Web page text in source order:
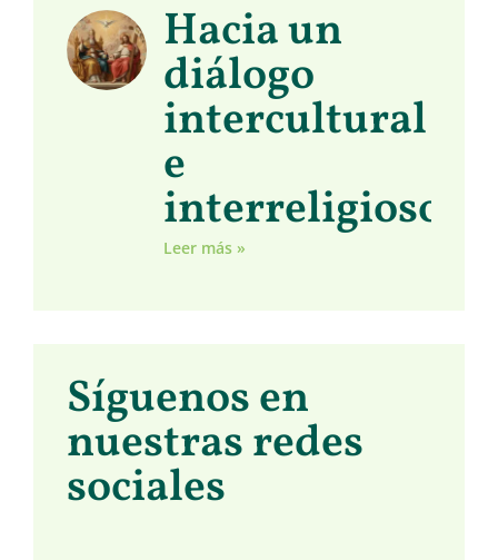
Hacia un
diálogo
intercultural
e
interreligioso
Leer más »
Síguenos en
nuestras redes
sociales